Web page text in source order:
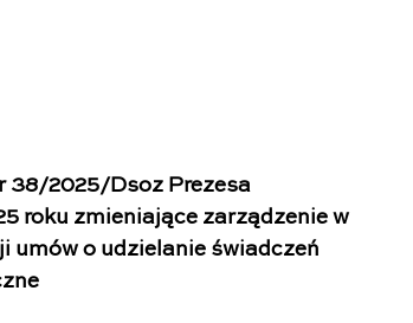
38/2025/Dsoz Prezesa
roku zmieniające zarządzenie w
umów o udzielanie świadczeń